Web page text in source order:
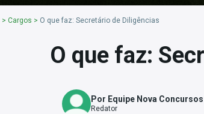
> Cargos > O que faz: Secretário de Diligências
O que faz:
Por Equipe Nova Concursos
Redator